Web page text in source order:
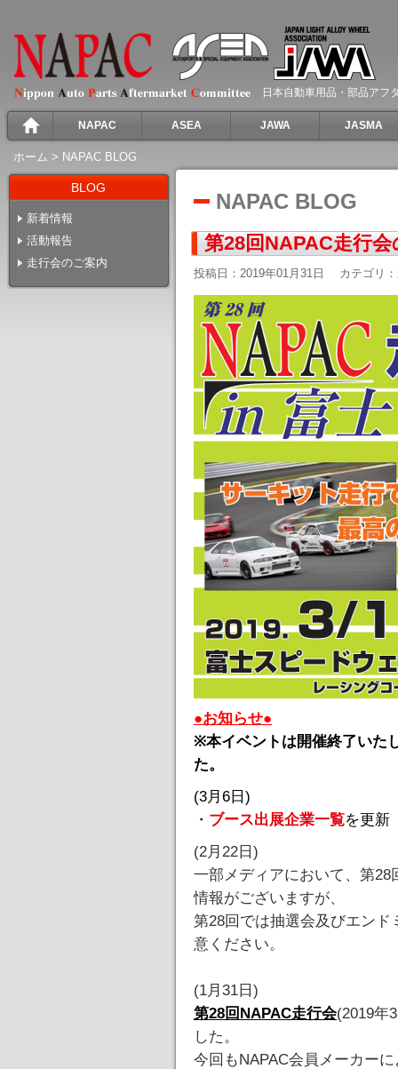
日本自動車用品・部品アフ
NAPAC ASEA JAWA JASMA
ホーム > NAPAC BLOG
BLOG
新着情報
活動報告
走行会のご案内
NAPAC BLOG
第28回NAPAC走行
投稿日：2019年01月31日 カテゴリ：
●お知らせ●
※本イベントは開催終了いた
た。
(3月6日)
・ ブース出展企業一覧を更新
(2月22日)
一部メディアにおいて、第28
情報がございますが、
第28回では抽選会及びエン
意ください。
(1月31日)
第28回NAPAC走行会(2019年
した。
今回もNAPAC会員メーカー